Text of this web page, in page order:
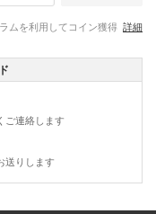
ムを利用してコイン獲得 詳細
ご連絡します
送りします